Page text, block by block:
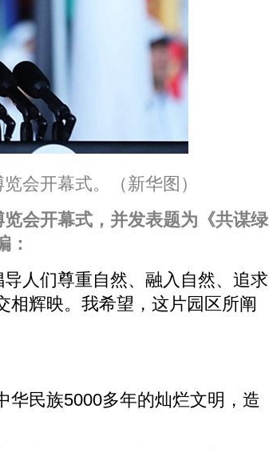
会开幕式。（新华图）
会开幕式，并发表题为《共谋绿
：
人们尊重自然、融入自然、追求
相辉映。我希望，这片园区所阐
华民族5000多年的灿烂文明，造